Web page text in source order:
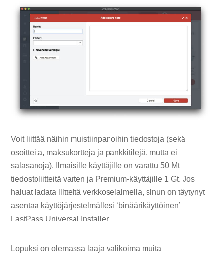
Voit liittää näihin muistiinpanoihin tiedostoja (sekä
osoitteita, maksukortteja ja pankkitilejä, mutta ei
salasanoja). Ilmaisille käyttäjille on varattu 50 Mt
tiedostoliitteitä varten ja Premium-käyttäjille 1 Gt. Jos
haluat ladata liitteitä verkkoselaimella, sinun on täytynyt
asentaa käyttöjärjestelmällesi ‘binäärikäyttöinen’
LastPass Universal Installer.
Lopuksi on olemassa laaja valikoima muita